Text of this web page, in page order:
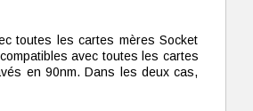
toutes les cartes mères Socket
avec toutes les cartes
en 90nm. Dans les deux cas,